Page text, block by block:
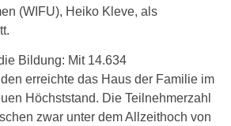
(WIFU), Heiko Kleve, als
Bildung: Mit 14.634
erreichte das Haus der Familie im
Höchststand. Die Teilnehmerzahl
zwar unter dem Allzeithoch von